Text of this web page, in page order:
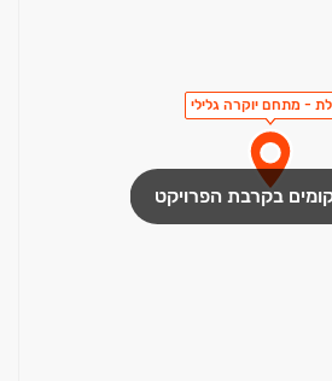
- מתחם יוקרה גלילי
בקרבת הפרויקט